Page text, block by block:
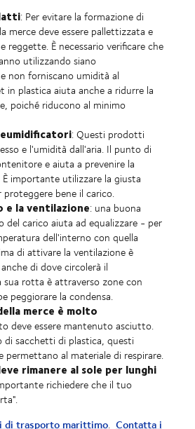
: Per evitare la formazione di
merce deve essere pallettizzata e
reggette. È necessario verificare che
utilizzando siano
non forniscano umidità al
in plastica aiuta anche a ridurre la
poiché riducono al minimo
: Questi prodotti
e l'umidità dall'aria. Il punto di
e aiuta a prevenire la
importante utilizzare la giusta
bene il carico.
e la ventilazione: una buona
del carico aiuta ad equalizzare - per
dell'interno con quella
di attivare la ventilazione è
di dove circolerà il
rotta è attraverso zone con
peggiorare la condensa.
merce è molto
deve essere mantenuto asciutto.
di sacchetti di plastica, questi
permettano al materiale di respirare.
rimanere al sole per lunghi
richiedere che il tuo
di trasporto marittimo. Contatta i